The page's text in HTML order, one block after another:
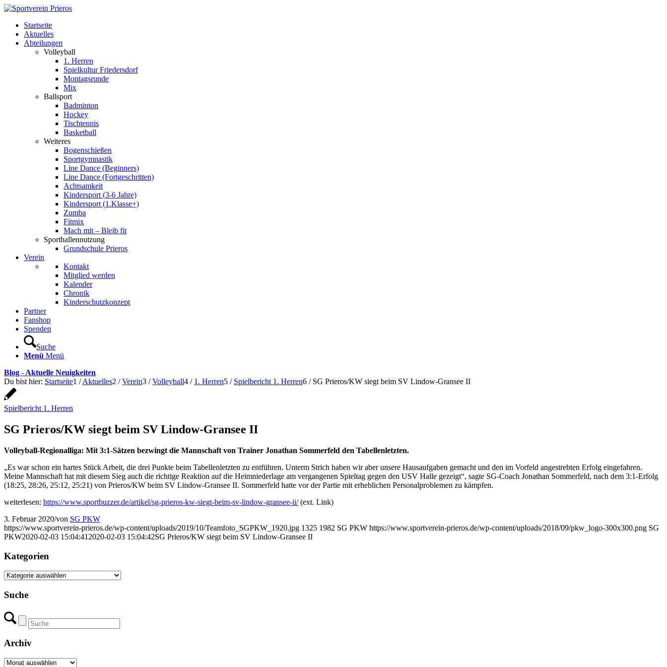
Startseite
Aktuelles
Abteilungen
Volleyball
1. Herren
Spielkultur Friedersdorf
Montagsrunde
Mix
Ballsport
Badminton
Hockey
Tischtennis
Basketball
Weiteres
Bogenschießen
Sportgymnastik
Line Dance (Beginners)
Line Dance (Fortgeschritten)
Achtsamkeit
Kindersport (3-6 Jahre)
Kindersport (1.Klasse+)
Zumba
Fitmix
Mach mit – Bleib fit
Sporthallennutzung
Grundschule Prieros
Verein
Kontakt
Mitglied werden
Kalender
Chronik
Kinderschutzkonzept
Partner
Fanshop
Spenden
Suche
Menü Menü
Blog - Aktuelle Neuigkeiten
Du bist hier: Startseite1 / Aktuelles2 / Verein3 / Volleyball4 / 1. Herren5 / Spielbericht 1. Herren6 / SG Prieros/KW siegt beim SV Lindow-Gransee II
Spielbericht 1. Herren
SG Prieros/KW siegt beim SV Lindow-Gransee II
Volleyball-Regionalliga: Mit 3:1-Sätzen bezwingt die Mannschaft von Trainer Jonathan Sommerfeld den Tabellenletzten.
„Es war schon ein hartes Stück Arbeit, die drei Punkte beim Tabellenletzten zu entführen. Unterm Strich haben wir aber unsere Hausaufgaben gemacht und den im Vorfeld angestrebten Erfolg eingefahren.
Meine Mannschaft hat mit diesem Sieg auch die richtige Reaktion auf die Heimniederlage am vergangenen Spieltag gegen den USV Halle gezeigt“, sagte SG-Coach Jonathan Sommerfeld, nach dem 3:1-Erfolg
(18:25, 28:26, 25:12, 25:21) von Prieros/KW beim SV Lindow-Gransee II. Sommerfeld hatte vor der Partie mit erheblichen Personalproblemen zu kämpfen.
weiterlesen: https://www.sportbuzzer.de/artikel/sg-prieros-kw-siegt-beim-sv-lindow-gransee-ii/(ext. Link)
3. Februar 2020/von SG PKW
https://www.sportverein-prieros.de/wp-content/uploads/2019/10/Teamfoto_SGPKW_1920.jpg 1325 1982 SG PKW https://www.sportverein-prieros.de/wp-content/uploads/2018/09/pkw_logo-300x300.png SG
PKW2020-02-03 15:04:41 2020-02-03 15:04:42SG Prieros/KW siegt beim SV Lindow-Gransee II
Kategorien
Kategorien
Suche
Archiv
Archiv